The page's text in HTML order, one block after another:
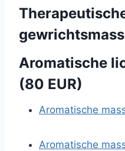
Aromatische
(80 EUR)
Aromatische
Aromatische